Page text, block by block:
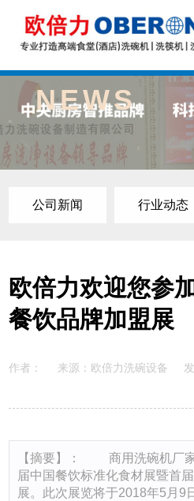
NEWS
公司新闻 行业动态
欧倍力欢迎您参
餐饮品牌加盟展
作者： 来源：欧倍力洗碗设备
【摘要】： 商用洗碗机厂家
届中国餐饮标准化食材展暨首
展。此次展览将于2018年5月9